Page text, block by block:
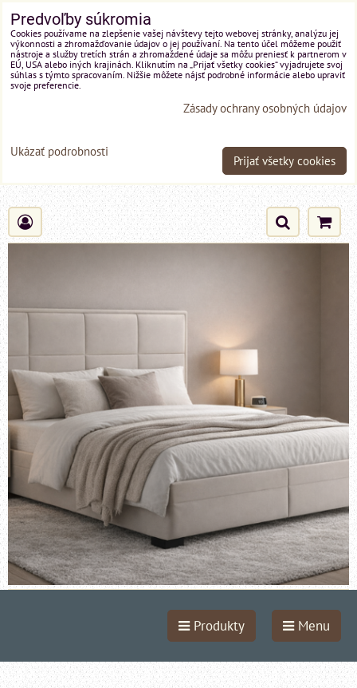
Produkty Menu
Predvoľby súkromia
Cookies používame na zlepšenie vašej návštevy tejto webovej stránky, analýzu jej
výkonnosti a zhromažďovanie údajov o jej používaní. Na tento účel môžeme použiť
nástroje a služby tretích strán a zhromaždené údaje sa môžu preniesť k partnerom v
EÚ, USA alebo iných krajinách. Kliknutím na „Prijať všetky cookies“ vyjadrujete svoj
súhlas s týmto spracovaním. Nižšie môžete nájsť podrobné informácie alebo upraviť
svoje preferencie.
Zásady ochrany osobných údajov
Ukázať podrobnosti
Prijať všetky cookies